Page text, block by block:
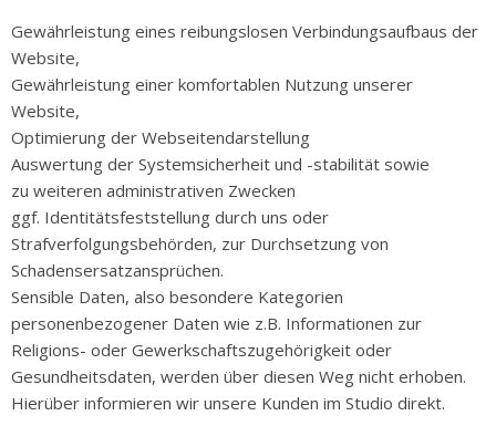
Gewährleistung eines reibungslosen Verbindungsaufbaus der
Website,
Gewährleistung einer komfortablen Nutzung unserer
Website,
Optimierung der Webseitendarstellung
Auswertung der Systemsicherheit und -stabilität sowie
zu weiteren administrativen Zwecken
ggf. Identitätsfeststellung durch uns oder
Strafverfolgungsbehörden, zur Durchsetzung von
Schadensersatzansprüchen.
Sensible Daten, also besondere Kategorien
personenbezogener Daten wie z.B. Informationen zur
Religions- oder Gewerkschaftszugehörigkeit oder
Gesundheitsdaten, werden über diesen Weg nicht erhoben.
Hierüber informieren wir unsere Kunden im Studio direkt.